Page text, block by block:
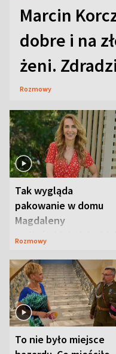
Marcin
dobre i na
żeni.
Rozmowy
Tak wygląda
pakowanie w domu
Magdaleny
Waligórskiej-Lisieckiej.
Rozmowy
To nie było miejsce